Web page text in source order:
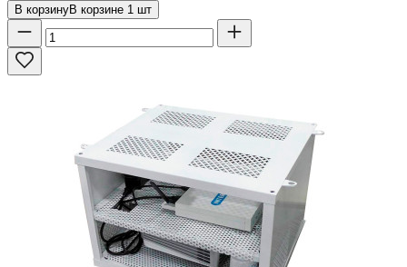
В корзинуВ корзине 1 шт